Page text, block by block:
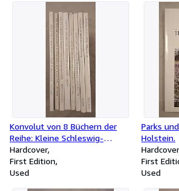
Konvolut von 8 Büchern der
Reihe: Kleine Schleswig-
Holstein-Bücher [8 Bücher].
Hardcover
First Edition
Used
Parks
Holstein.
Hardcover
First
Used